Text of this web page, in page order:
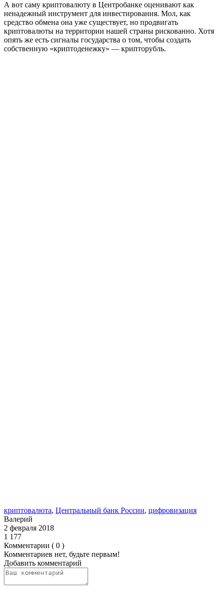
А вот саму криптовалюту в Центробанке оценивают как
ненадежный инструмент для инвестирования. Мол, как
средство обмена она уже существует, но продвигать
криптовалюты на территории нашей страны рискованно. Хотя
опять же есть сигналы государства о том, чтобы создать
собственную «криптоденежку» — крипторубль.
криптовалюта, Центральный банк России, цифровизация
Валерий
2 февраля 2018
1 177
Комментарии ( 0 )
Комментариев нет, будьте первым!
Добавить комментарий